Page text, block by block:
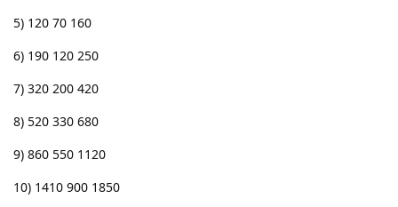
5) 120 70 160
6) 190 120 250
7) 320 200 420
8) 520 330 680
9) 860 550 1120
10) 1410 900 1850